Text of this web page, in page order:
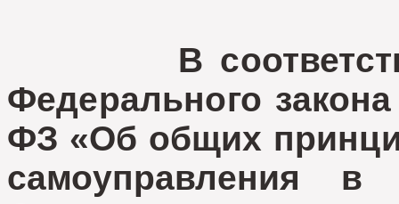
В соответствии
Федерального
ФЗ «Об общих
самоуправления в